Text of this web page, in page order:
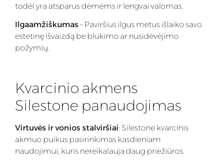
todėl yra atsparus dėmėms ir lengvai valomas.
Ilgaamžiškumas – Paviršius ilgus metus išlaiko savo
estetinę išvaizdą be blukimo ar nusidėvėjimo
požymių.
Kvarcinio akmens
Silestone panaudojimas
Virtuvės ir vonios stalviršiai: Silestone kvarcinis
akmuo puikus pasirinkimas kasdieniam
naudojimui, kuris nereikalauja daug priežiūros.